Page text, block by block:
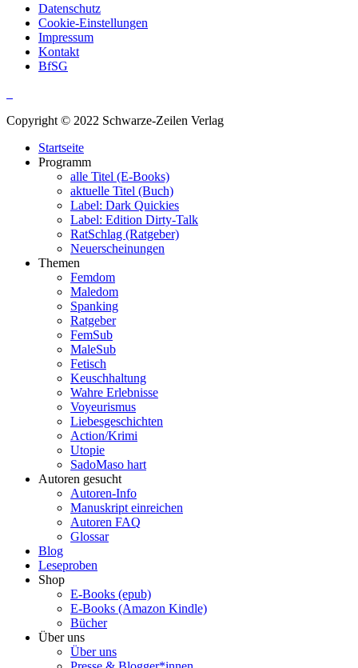
Datenschutz
Cookie-Einstellungen
Impressum
Kontakt
BfSG
Copyright © 2022 Schwarze-Zeilen Verlag
Startseite
Programm
alle Titel (E-Books)
aktuelle Titel (Buch)
Label: Dark Quickies
Label: Edition Dirty-Talk
RatSchlag (Ratgeber)
Neuerscheinungen
Themen
Femdom
Maledom
Spanking
Ratgeber
FemSub
MaleSub
Fetisch
Keuschhaltung
Wahre Erlebnisse
Voyeurismus
Liebesgeschichten
Action/Krimi
Utopie
SadoMaso hart
Autoren gesucht
Autoren-Info
Manuskript einreichen
Autoren FAQ
Glossar
Blog
Leseproben
Shop
E-Books (epub)
E-Books (Amazon Kindle)
Bücher
Über uns
Über uns